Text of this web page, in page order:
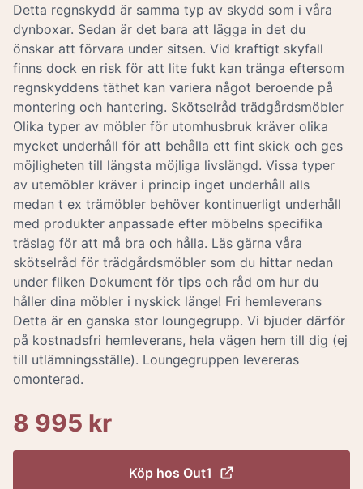
Detta regnskydd är samma typ av skydd som i våra
dynboxar. Sedan är det bara att lägga in det du
önskar att förvara under sitsen. Vid kraftigt skyfall
finns dock en risk för att lite fukt kan tränga eftersom
regnskyddens täthet kan variera något beroende på
montering och hantering. Skötselråd trädgårdsmöbler
Olika typer av möbler för utomhusbruk kräver olika
mycket underhåll för att behålla ett fint skick och ges
möjligheten till längsta möjliga livslängd. Vissa typer
av utemöbler kräver i princip inget underhåll alls
medan t ex trämöbler behöver kontinuerligt underhåll
med produkter anpassade efter möbelns specifika
träslag för att må bra och hålla. Läs gärna våra
skötselråd för trädgårdsmöbler som du hittar nedan
under fliken Dokument för tips och råd om hur du
håller dina möbler i nyskick länge! Fri hemleverans
Detta är en ganska stor loungegrupp. Vi bjuder därför
på kostnadsfri hemleverans, hela vägen hem till dig (ej
till utlämningsställe). Loungegruppen levereras
omonterad.
8 995 kr
Köp hos Out1